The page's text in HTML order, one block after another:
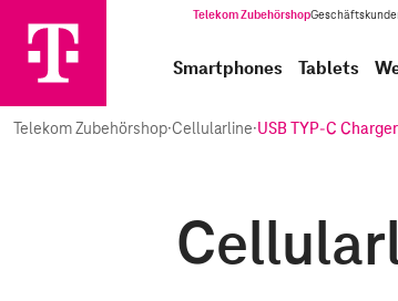
Telekom Zubehörshop(Wird in einem
Smartphones Tablets
Telekom Zubehörshop·Cellularline·USB TYP-C